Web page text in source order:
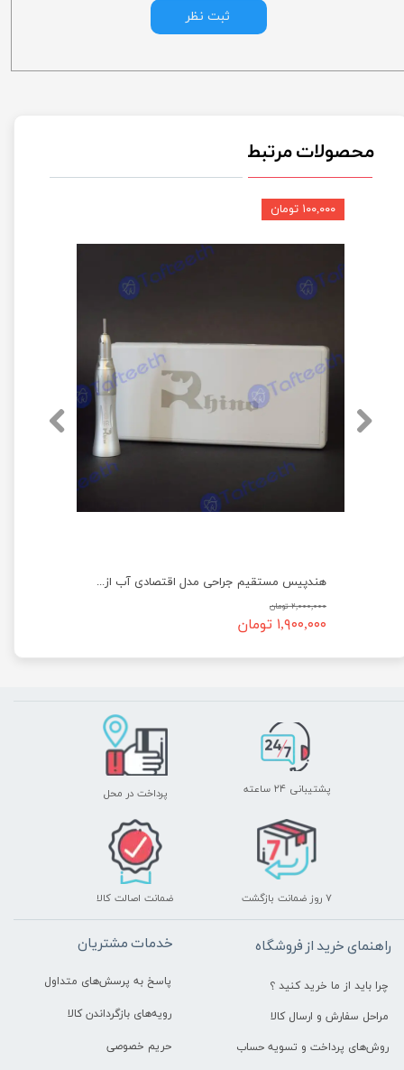
ثبت نظر
محصولات مرتبط
هندپیس مستقیم جراحی مدل اقتصادی آب از خارج راینو Rhino Straight Handpiece Economic External Water
۲,۰۰۰,۰۰۰ تومان
۱,۹۰۰,۰۰۰ تومان
۱۰۰,۰۰۰ تومان
پشتیبانی ۲۴ ساعته پرداخت در محل
۷ روز ضمانت بازگشت ضمانت اصالت کالا
راهنمای خرید از فروشگاه
چرا باید از ما خرید کنید ؟
مراحل سفارش و ارسال کالا
روش‌های پرداخت و تسویه حساب
خدمات مشتریان
پاسخ به پرسش‌های متداول
رویه‌های بازگرداندن کالا
حریم خصوصی